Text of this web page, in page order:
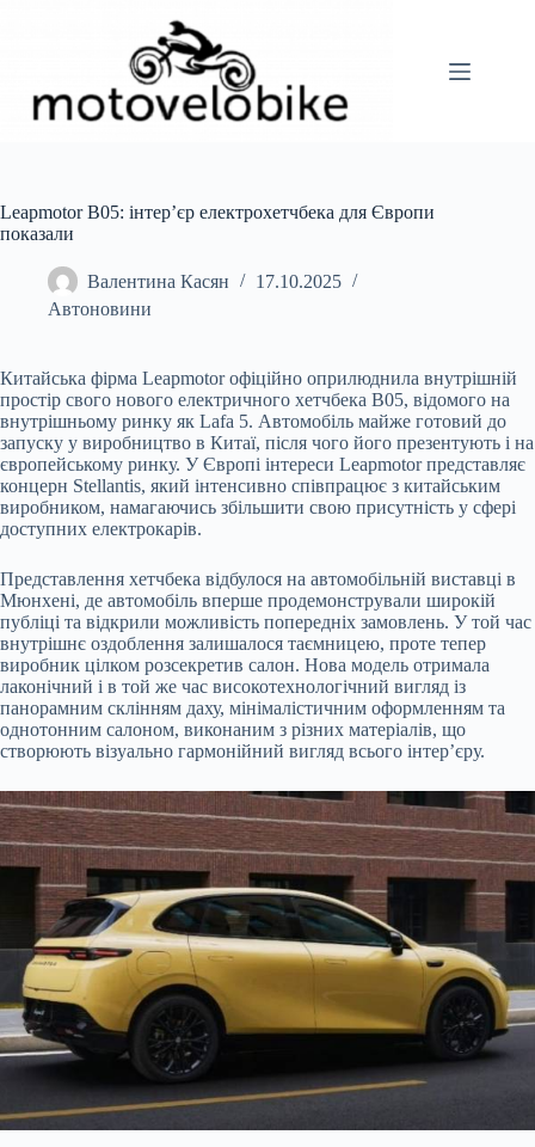
Leapmotor B05: інтер’єр електрохетчбека для Європи
показали
Валентина Касян
17.10.2025
Автоновини
Китайська фірма Leapmotor офіційно оприлюднила внутрішній
простір свого нового електричного хетчбека B05, відомого на
внутрішньому ринку як Lafa 5. Автомобіль майже готовий до
запуску у виробництво в Китаї, після чого його презентують і на
європейському ринку. У Європі інтереси Leapmotor представляє
концерн Stellantis, який інтенсивно співпрацює з китайським
виробником, намагаючись збільшити свою присутність у сфері
доступних електрокарів.
Представлення хетчбека відбулося на автомобільній виставці в
Мюнхені, де автомобіль вперше продемонстрували широкій
публіці та відкрили можливість попередніх замовлень. У той час
внутрішнє оздоблення залишалося таємницею, проте тепер
виробник цілком розсекретив салон. Нова модель отримала
лаконічний і в той же час високотехнологічний вигляд із
панорамним склінням даху, мінімалістичним оформленням та
однотонним салоном, виконаним з різних матеріалів, що
створюють візуально гармонійний вигляд всього інтер’єру.